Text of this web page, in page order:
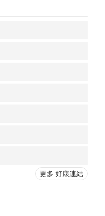
更多 好康連結